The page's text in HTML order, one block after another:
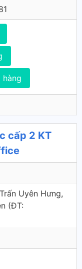
hàng
cấp 2 KT
Uyên Hưng,
(ÐT: